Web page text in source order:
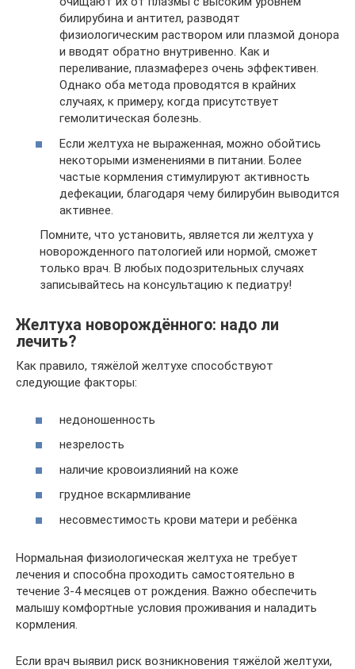
билирубина и антител, разводят
физиологическим раствором или плазмой донора
и вводят обратно внутривенно. Как и
переливание, плазмаферез очень эффективен.
Однако оба метода проводятся в крайних
случаях, к примеру, когда присутствует
гемолитическая болезнь.
Если желтуха не выраженная, можно обойтись
некоторыми изменениями в питании. Более
частые кормления стимулируют активность
дефекации, благодаря чему билирубин выводится
активнее.
Помните, что установить, является ли желтуха у
новорожденного патологией или нормой, сможет
только врач. В любых подозрительных случаях
записывайтесь на консультацию к педиатру!
Желтуха новорождённого: надо ли
лечить?
Как правило, тяжёлой желтухе способствуют
следующие факторы:
недоношенность
незрелость
наличие кровоизлияний на коже
грудное вскармливание
несовместимость крови матери и ребёнка
Нормальная физиологическая желтуха не требует
лечения и способна проходить самостоятельно в
течение 3-4 месяцев от рождения. Важно обеспечить
малышу комфортные условия проживания и наладить
кормления.
Если врач выявил риск возникновения тяжёлой желтухи,